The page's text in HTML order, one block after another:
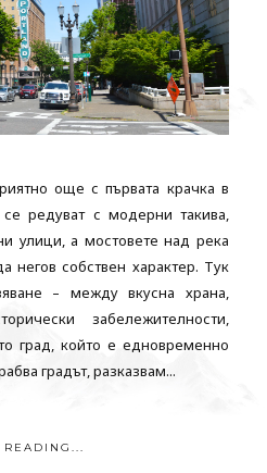
още с първата крачка в
редуват с модерни такива,
улици, а мостовете над река
негов собствен характер. Тук
– между вкусна храна,
забележителности,
град, който е едновременно
градът, разказвам...
READING...